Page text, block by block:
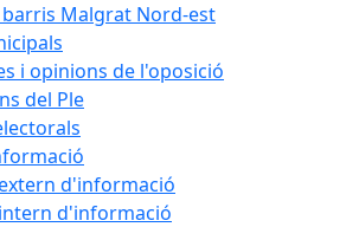
barris Malgrat Nord-est
i opinions de l'oposició
del Ple
d'informació
d'informació